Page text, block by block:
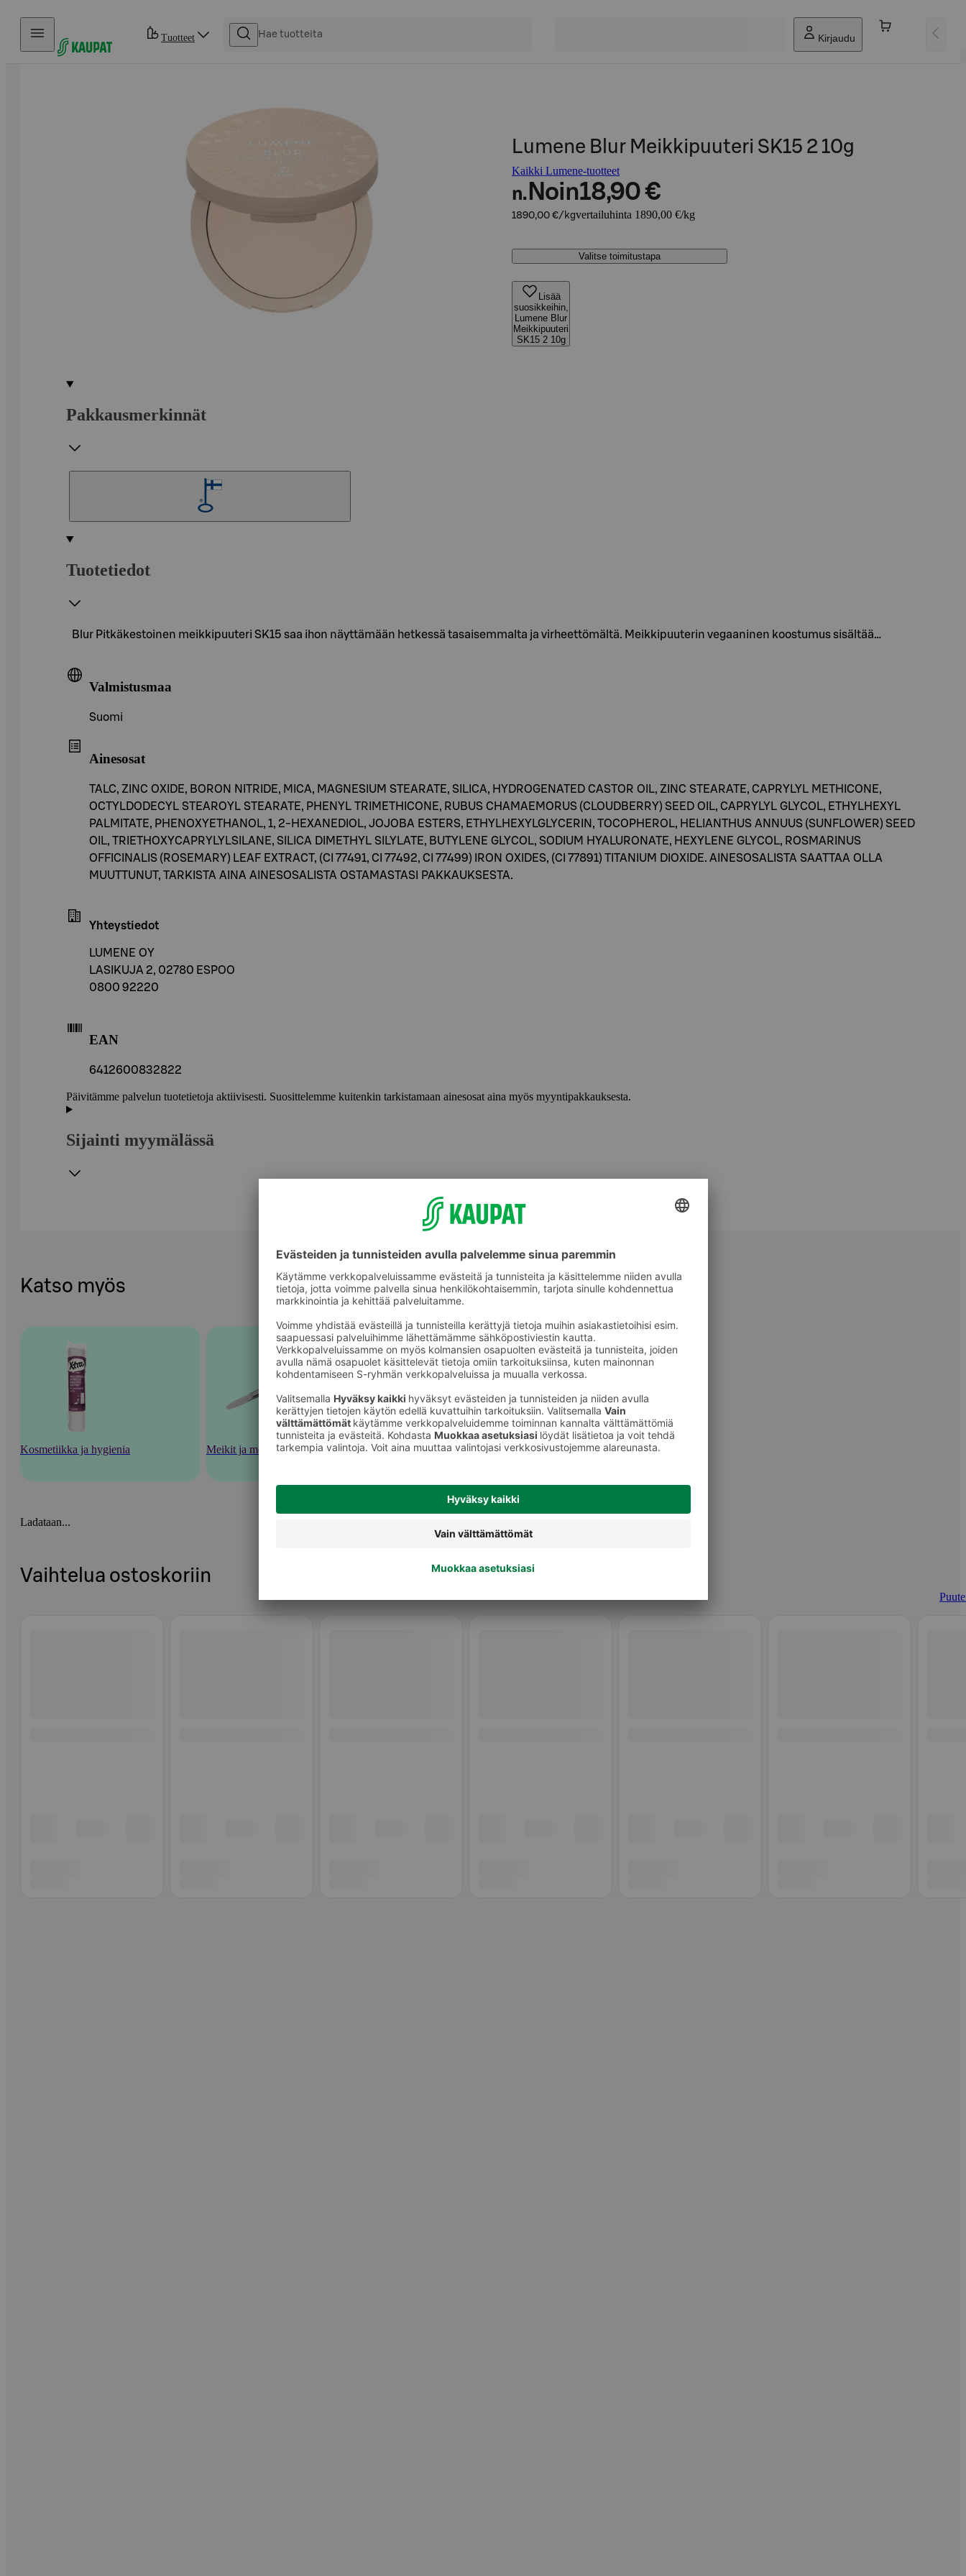
Hyppää sisältöön
Tuotteet Kirjaudu
Lumene Blur Meikkipuuteri SK15 2 10g
Kaikki Lumene-tuotteet
n. Noin18,90 €
1890,00 €/kgvertailuhinta 1890,00 €/kg
Valitse toimitustapa
Lisää
suosikkeihin,
Lumene Blur
Meikkipuuteri
SK15 2 10g
Pakkausmerkinnät
Tuotetiedot
Blur Pitkäkestoinen meikkipuuteri SK15 saa ihon näyttämään hetkessä tasaisemmalta ja virheettömältä. Meikkipuuterin vegaaninen koostumus sisältää…
Valmistusmaa
Suomi
Ainesosat
TALC, ZINC OXIDE, BORON NITRIDE, MICA, MAGNESIUM STEARATE, SILICA, HYDROGENATED CASTOR OIL, ZINC STEARATE, CAPRYLYL METHICONE,
OCTYLDODECYL STEAROYL STEARATE, PHENYL TRIMETHICONE, RUBUS CHAMAEMORUS (CLOUDBERRY) SEED OIL, CAPRYLYL GLYCOL, ETHYLHEXYL
PALMITATE, PHENOXYETHANOL, 1, 2-HEXANEDIOL, JOJOBA ESTERS, ETHYLHEXYLGLYCERIN, TOCOPHEROL, HELIANTHUS ANNUUS (SUNFLOWER) SEED
OIL, TRIETHOXYCAPRYLYLSILANE, SILICA DIMETHYL SILYLATE, BUTYLENE GLYCOL, SODIUM HYALURONATE, HEXYLENE GLYCOL, ROSMARINUS
OFFICINALIS (ROSEMARY) LEAF EXTRACT, (CI 77491, CI 77492, CI 77499) IRON OXIDES, (CI 77891) TITANIUM DIOXIDE. AINESOSALISTA SAATTAA OLLA
MUUTTUNUT, TARKISTA AINA AINESOSALISTA OSTAMASTASI PAKKAUKSESTA.
Yhteystiedot
LUMENE OY
LASIKUJA 2, 02780 ESPOO
0800 92220
EAN
6412600832822
Päivitämme palvelun tuotetietoja aktiivisesti. Suosittelemme kuitenkin tarkistamaan ainesosat aina myös myyntipakkauksesta.
Sijainti myymälässä
Katso myös
Kosmetiikka ja hygienia Meikit ja meikkaustarvikkeet Puuterit
Ladataan...
Vaihtelua ostoskoriin